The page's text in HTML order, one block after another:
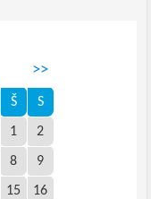
>>
Š S
1 2
8 9
15 16